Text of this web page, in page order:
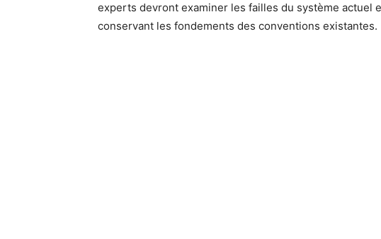
experts devront examiner les failles du système actuel
conservant les fondements des conventions existantes.